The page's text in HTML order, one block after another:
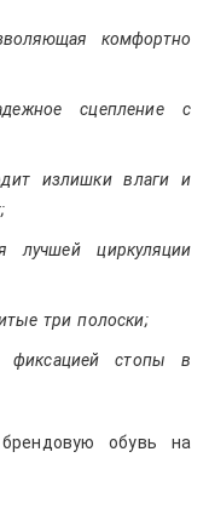
комфортно
сцепление с
излишки влаги и
лучшей циркуляции
три полоски;
фиксацией стопы в
обувь на